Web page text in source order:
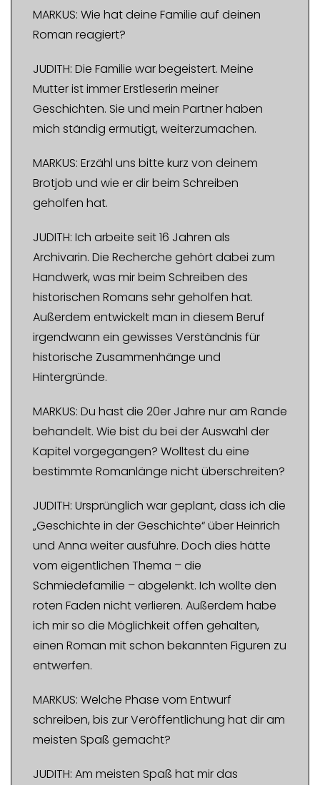
MARKUS: Wie hat deine Familie auf deinen
Roman reagiert?
JUDITH: Die Familie war begeistert. Meine
Mutter ist immer Erstleserin meiner
Geschichten. Sie und mein Partner haben
mich ständig ermutigt, weiterzumachen.
MARKUS: Erzähl uns bitte kurz von deinem
Brotjob und wie er dir beim Schreiben
geholfen hat.
JUDITH: Ich arbeite seit 16 Jahren als
Archivarin. Die Recherche gehört dabei zum
Handwerk, was mir beim Schreiben des
historischen Romans sehr geholfen hat.
Außerdem entwickelt man in diesem Beruf
irgendwann ein gewisses Verständnis für
historische Zusammenhänge und
Hintergründe.
MARKUS: Du hast die 20er Jahre nur am Rande
behandelt. Wie bist du bei der Auswahl der
Kapitel vorgegangen? Wolltest du eine
bestimmte Romanlänge nicht überschreiten?
JUDITH: Ursprünglich war geplant, dass ich die
„Geschichte in der Geschichte“ über Heinrich
und Anna weiter ausführe. Doch dies hätte
vom eigentlichen Thema – die
Schmiedefamilie – abgelenkt. Ich wollte den
roten Faden nicht verlieren. Außerdem habe
ich mir so die Möglichkeit offen gehalten,
einen Roman mit schon bekannten Figuren zu
entwerfen.
MARKUS: Welche Phase vom Entwurf
schreiben, bis zur Veröffentlichung hat dir am
meisten Spaß gemacht?
JUDITH: Am meisten Spaß hat mir das